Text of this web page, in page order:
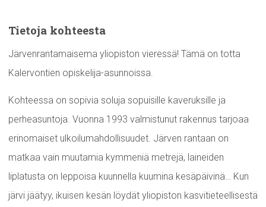
Tietoja kohteesta
Järvenrantamaisema yliopiston vieressä! Tämä on totta
Kalervontien opiskelija-asunnoissa.
Kohteessa on sopivia soluja sopuisille kaveruksille ja
perheasuntoja. Vuonna 1993 valmistunut rakennus tarjoaa
erinomaiset ulkoilumahdollisuudet. Järven rantaan on
matkaa vain muutamia kymmeniä metrejä, laineiden
liplatusta on leppoisa kuunnella kuumina kesäpäivinä… Kun
järvi jäätyy, ikuisen kesän löydät yliopiston kasvitieteellisestä